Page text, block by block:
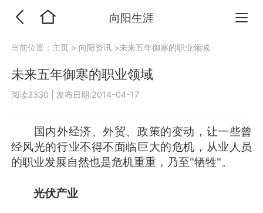
向阳生涯
当前位置： 主页 > 向阳资讯 >未来五年御寒的职业领域
未来五年御寒的职业领域
阅读3330 发布日期:2014-04-17
国内外经济、外贸、政策的变动，让一些曾
经风光的行业不得不面临巨大的危机，从业人员
的职业发展自然也是危机重重，乃至"牺牲"。
光伏产业